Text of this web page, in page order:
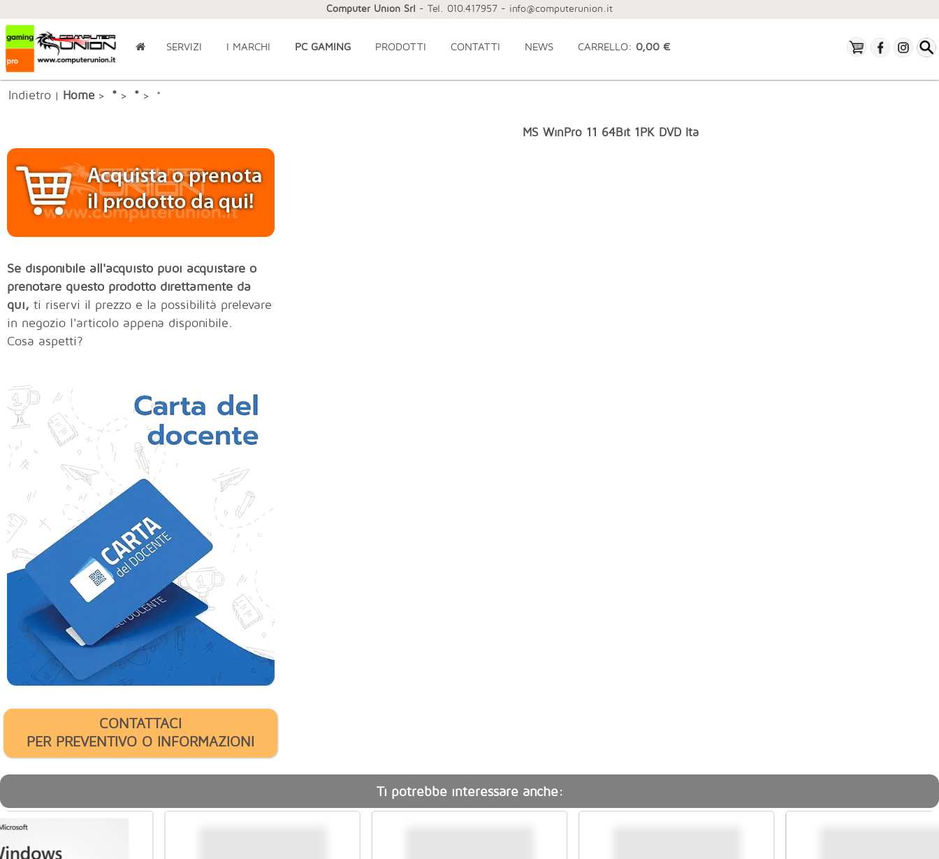
Computer Union Srl - Tel. 010.417957 - info@computerunion.it
SERVIZI I MARCHI PC GAMING PRODOTTI CONTATTI NEWS CARRELLO: 0,00 €
Indietro | Home> * > * > *
Se disponibile all'acquisto puoi acquistare o
prenotare questo prodotto direttamente da
qui, ti riservi il prezzo e la possibilità prelevare
in negozio l'articolo appena disponibile.
Cosa aspetti?
CONTATTACI
PER PREVENTIVO O INFORMAZIONI
MS WinPro 11 64Bit 1PK DVD Ita
Ti potrebbe interessare anche: